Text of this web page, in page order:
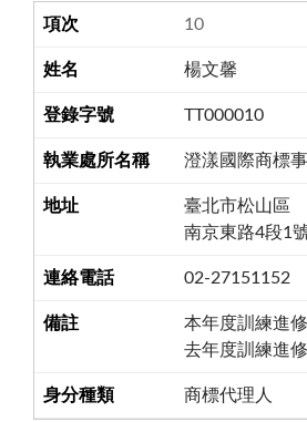
10
楊文馨
TT000010
澄漾國際商標
臺北市松山區
南京東路4段1
02-27151152
本年度訓練進
去年度訓練進
商標代理人